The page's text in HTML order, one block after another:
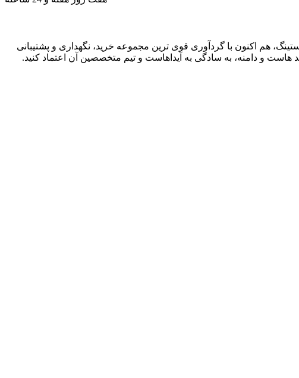
هم اکنون با گردآوری قوی ترین مجموعه خرید، نگهداری و پشتیبانی
و دامنه، به سادگی به آیداهاست و تیم متخصصین آن اعتماد کنید.